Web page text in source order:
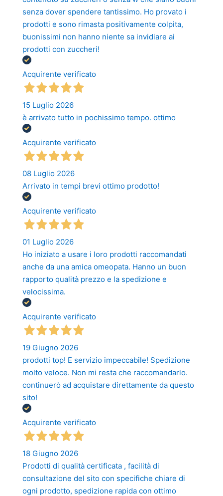
senza dover spendere tantissimo. Ho provato i
prodotti e sono rimasta positivamente colpita,
buonissimi non hanno niente sa invidiare ai
prodotti con zuccheri!
Acquirente verificato
15 Luglio 2026
è arrivato tutto in pochissimo tempo. ottimo
Acquirente verificato
08 Luglio 2026
Arrivato in tempi brevi ottimo prodotto!
Acquirente verificato
01 Luglio 2026
Ho iniziato a usare i loro prodotti raccomandati
anche da una amica omeopata. Hanno un buon
rapporto qualità prezzo e la spedizione e
velocissima.
Acquirente verificato
19 Giugno 2026
prodotti top! E servizio impeccabile! Spedizione
molto veloce. Non mi resta che raccomandarlo.
continuerò ad acquistare direttamente da questo
sito!
Acquirente verificato
18 Giugno 2026
Prodotti di qualità certificata , facilità di
consultazione del sito con specifiche chiare di
ogni prodotto, spedizione rapida con ottimo